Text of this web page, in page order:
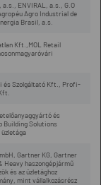
ENVIRAL, a.s., G.O
Agro Industrial de
Brasil, a.s.
Kft.,MOL Retail
és Szolgáltató Kft., Profi-
és
Building Solutions
Gartner KG, Gartner
Heavy haszongépjármű
és az üzletághoz
mint vállalkozásrész